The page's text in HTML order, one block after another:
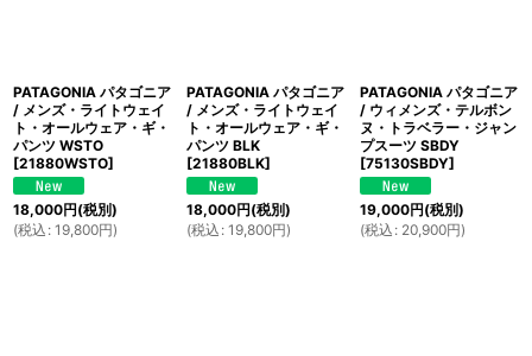
PATAGONIA パタゴニア
/ メンズ・ライトウェイ
ト・オールウェア・ギ・
パンツ WSTO
[21880WSTO]
18,000円(税別)
(税込 : 19,800円)
PATAGONIA パタゴニア
/ メンズ・ライトウェイ
ト・オールウェア・ギ・
パンツ BLK
[21880BLK]
18,000円(税別)
(税込 : 19,800円)
PATAGONIA パタゴニア
/ ウィメンズ・テルボン
ヌ・トラベラー・ジャン
プスーツ SBDY
[75130SBDY]
19,000円(税別)
(税込 : 20,900円)